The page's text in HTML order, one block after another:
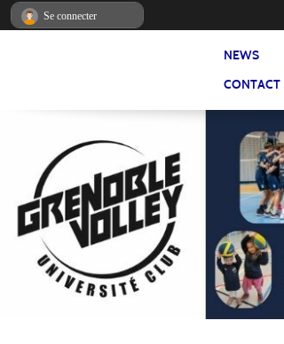
NEWS
CONTACT
Se connecter
Panneau de gestion des cookies